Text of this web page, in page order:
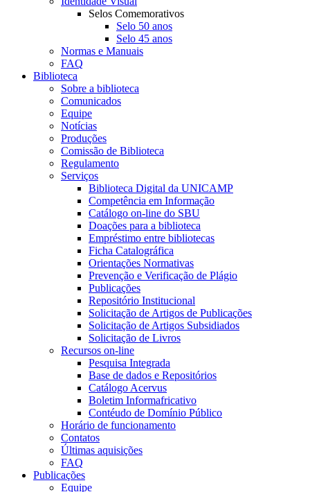
Selos Comemorativos
Selo 50 anos
Selo 45 anos
Normas e Manuais
FAQ
Biblioteca
Sobre a biblioteca
Comunicados
Equipe
Notícias
Produções
Comissão de Biblioteca
Regulamento
Serviços
Biblioteca Digital da UNICAMP
Competência em Informação
Catálogo on-line do SBU
Doações para a biblioteca
Empréstimo entre bibliotecas
Ficha Catalográfica
Orientações Normativas
Prevenção e Verificação de Plágio
Publicações
Repositório Institucional
Solicitação de Artigos de Publicações
Solicitação de Artigos Subsidiados
Solicitação de Livros
Recursos on-line
Pesquisa Integrada
Base de dados e Repositórios
Catálogo Acervus
Boletim Informafricativo
Contéudo de Domínio Público
Horário de funcionamento
Contatos
Últimas aquisições
FAQ
Publicações
Equipe